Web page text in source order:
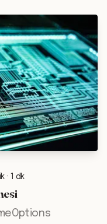
· 1 dk